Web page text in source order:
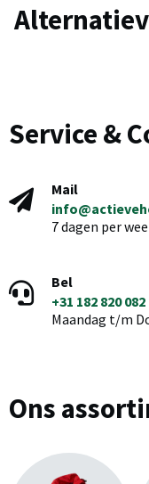
Service &
Mail
7 dagen per
Bel
+31 182 820 082
Maandag t/m
Ons